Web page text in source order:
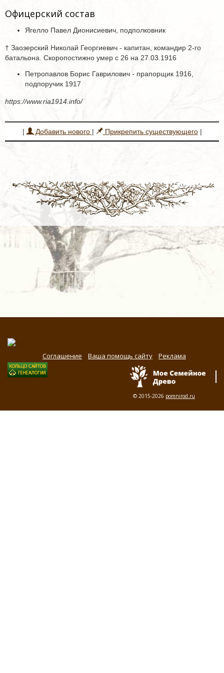
Офицерский состав
Ягелло Павел Дионисиевич, подполковник
† Заозерский Николай Георгиевич - капитан, командир 2-го
батальона. Скоропостижно умер с 26 на 27.03.1916
Петропавлов Борис Гаврилович - прапорщик 1916,
подпоручик 1917
https://www.ria1914.info/
| Добавить нового | Прикрепить существующего|
Соглашение Ваша помощь сайту Реклама
© 2015-2026 pomnirod.ru